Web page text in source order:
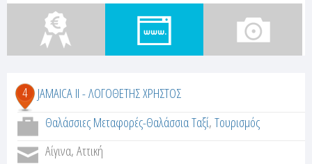
4 JAMAICA II - ΛΟΓΟΘΕΤΗΣ ΧΡΗΣΤΟΣ
Θαλάσσιες Μεταφορές-Θαλάσσια Ταξί,Τουρισμός
Αίγινα, Αττική